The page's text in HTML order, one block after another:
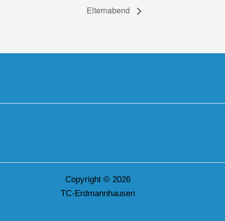
Elternabend
Copyright © 2026
TC-Erdmannhausen